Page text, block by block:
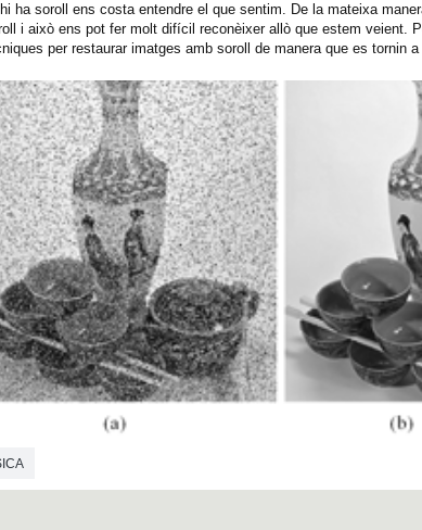
ha soroll ens costa entendre el que sentim. De la mateixa
i això ens pot fer molt difícil reconèixer allò que estem veient.
per restaurar imatges amb soroll de manera que es tornin